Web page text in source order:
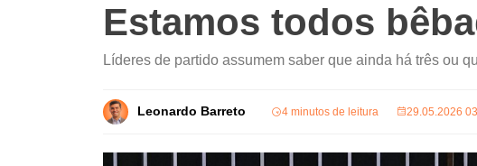
Estamos todos
Líderes de partido assumem saber que ainda há três ou
Leonardo Barreto 4 minutos de leitura 29.05.2026